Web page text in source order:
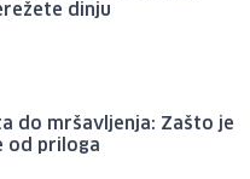
dinju
do mršavljenja: Zašto je
od priloga